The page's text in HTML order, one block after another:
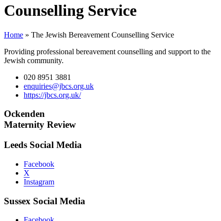
Counselling Service
Home » The Jewish Bereavement Counselling Service
Providing professional bereavement counselling and support to the
Jewish community.
020 8951 3881
enquiries@jbcs.org.uk
https://jbcs.org.uk/
Ockenden
Maternity Review
Leeds Social Media
Facebook
X
Instagram
Sussex Social Media